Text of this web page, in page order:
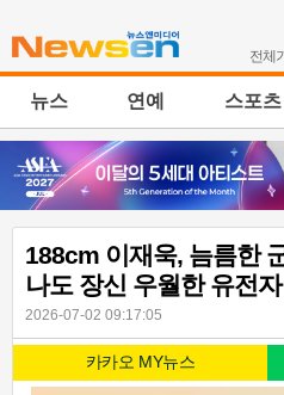
전체
뉴스 연예 스포츠
188cm 이재욱, 늠름한
나도 장신 우월한 유전
2026-07-02 09:17:05
카카오 MY뉴스